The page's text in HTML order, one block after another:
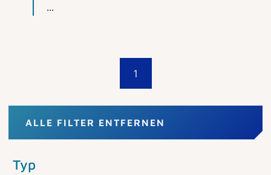
...
1
ALLE FILTER ENTFERNEN
Typ